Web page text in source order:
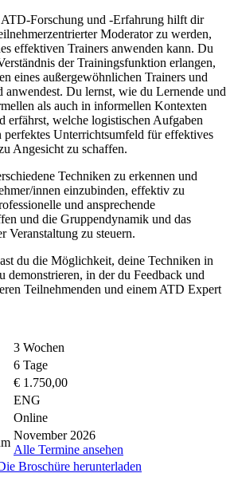
Forschung und -Erfahrung hilft dir
Moderator zu werden,
effektiven Trainers anwenden kann. Du
der Trainingsfunktion erlangen,
eines außergewöhnlichen Trainers und
anwendest. Du lernst, wie du Lernende und
als auch in informellen Kontexten
erfährst, welche logistischen Aufgaben
Unterrichtsumfeld für effektives
Angesicht zu schaffen.
Techniken zu erkennen und
innen einzubinden, effektiv zu
und ansprechende
und die Gruppendynamik und das
Veranstaltung zu steuern.
du die Möglichkeit, deine Techniken in
demonstrieren, in der du Feedback und
Teilnehmenden und einem ATD Expert
3 Wochen
6 Tage
€ 1.750,00
ENG
Online
November 2026
Alle Termine ansehen
Broschüre herunterladen